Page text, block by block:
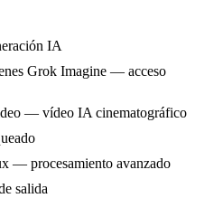
IA
Grok Imagine — acceso
— vídeo IA cinematográfico
— procesamiento avanzado
salida